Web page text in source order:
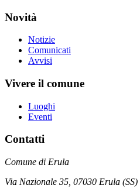
Novità
Notizie
Comunicati
Avvisi
Vivere il comune
Luoghi
Eventi
Contatti
Comune di Erula
Via Nazionale 35, 07030 Erula (SS)